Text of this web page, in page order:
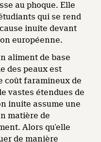
au phoque. Elle
qui se rend
inuite devant
européenne.
aliment de base
des peaux est
coût faramineux de
vastes étendues de
inuite assume une
matière de
Alors qu’elle
de manière